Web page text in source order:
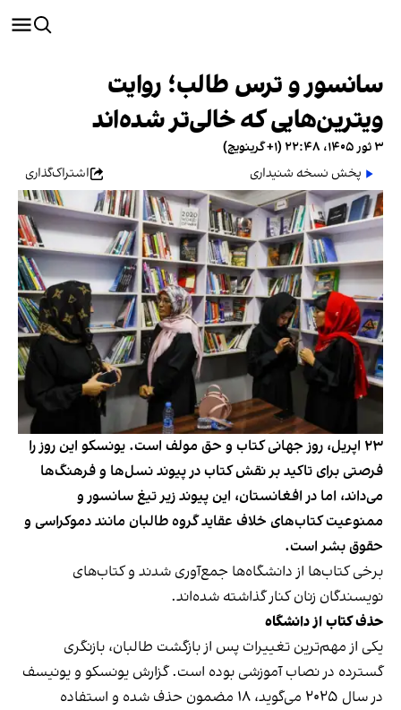
سانسور و ترس طالب؛ روایت
ویترین‌هایی که خالی‌تر شده‌اند
۳ ثور ۱۴۰۵، ۲۲:۴۸ (‎+۱ گرینویچ)
پخش نسخه شنیداری
اشتراک‌گذاری
۲۳ اپریل، روز جهانی کتاب و حق مولف است. یونسکو این روز را
فرصتی برای تاکید بر نقش کتاب در پیوند نسل‌ها و فرهنگ‌ها
می‌داند، اما در افغانستان، این پیوند زیر تیغ سانسور و
ممنوعیت کتاب‌های خلاف عقاید گروه طالبان مانند دموکراسی و
حقوق بشر است.
برخی کتاب‌ها از دانشگاه‌ها جمع‌آوری شدند و کتاب‌های
نویسندگان زنان کنار گذاشته شده‌اند.
حذف کتاب از دانشگاه
یکی از مهم‌ترین تغییرات پس از بازگشت طالبان، بازنگری
گسترده در نصاب آموزشی بوده است. گزارش یونسکو و یونیسف
در سال ۲۰۲۵ می‌گوید، ۱۸ مضمون حذف شده و استفاده